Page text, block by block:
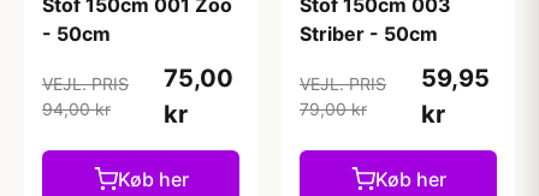
Stof 150cm 001 Zoo
- 50cm
VEJL. PRIS
94,00 kr
75,00
kr
Køb her
Stof 150cm 003
Striber - 50cm
VEJL. PRIS
79,00 kr
59,95
kr
Køb her